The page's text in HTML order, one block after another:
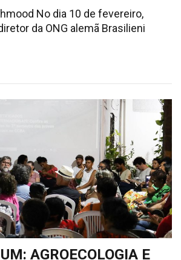
No dia 10 de fevereiro,
da ONG alemã Brasilieni
AGROECOLOGIA E